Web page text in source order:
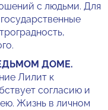
с людьми. Для
ДОМЕ.
Лилит к
согласию и
Жизнь в личном